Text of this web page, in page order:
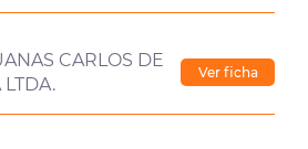
CARLOS DE
LTDA.
Ver ficha